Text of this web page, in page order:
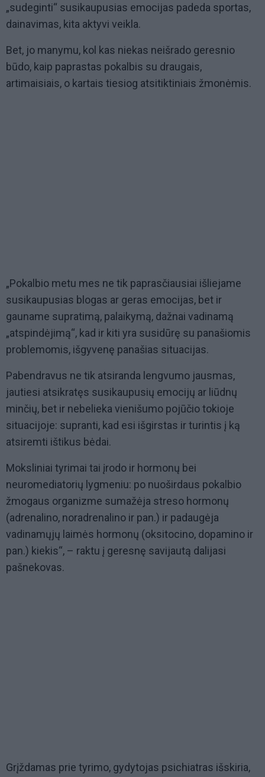
„sudeginti“ susikaupusias emocijas padeda sportas,
dainavimas, kita aktyvi veikla.
Bet, jo manymu, kol kas niekas neišrado geresnio
būdo, kaip paprastas pokalbis su draugais,
artimaisiais, o kartais tiesiog atsitiktiniais žmonėmis.
„Pokalbio metu mes ne tik paprasčiausiai išliejame
susikaupusias blogas ar geras emocijas, bet ir
gauname supratimą, palaikymą, dažnai vadinamą
„atspindėjimą“, kad ir kiti yra susidūrę su panašiomis
problemomis, išgyvenę panašias situacijas.
Pabendravus ne tik atsiranda lengvumo jausmas,
jautiesi atsikratęs susikaupusių emocijų ar liūdnų
minčių, bet ir nebelieka vienišumo pojūčio tokioje
situacijoje: supranti, kad esi išgirstas ir turintis į ką
atsiremti ištikus bėdai.
Moksliniai tyrimai tai įrodo ir hormonų bei
neuromediatorių lygmeniu: po nuoširdaus pokalbio
žmogaus organizme sumažėja streso hormonų
(adrenalino, noradrenalino ir pan.) ir padaugėja
vadinamųjų laimės hormonų (oksitocino, dopamino ir
pan.) kiekis“, – raktu į geresnę savijautą dalijasi
pašnekovas.
Grįždamas prie tyrimo, gydytojas psichiatras išskiria,